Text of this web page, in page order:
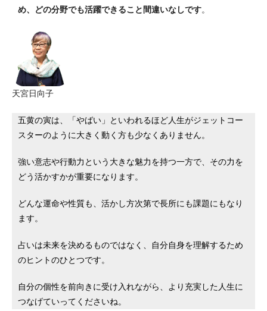
め、どの分野でも活躍できること間違いなしです。
天宮日向子
五黄の寅は、「やばい」といわれるほど人生がジェットコー
スターのように大きく動く方も少なくありません。
強い意志や行動力という大きな魅力を持つ一方で、その力を
どう活かすかが重要になります。
どんな運命や性質も、活かし方次第で長所にも課題にもなり
ます。
占いは未来を決めるものではなく、自分自身を理解するため
のヒントのひとつです。
自分の個性を前向きに受け入れながら、より充実した人生に
つなげていってくださいね。